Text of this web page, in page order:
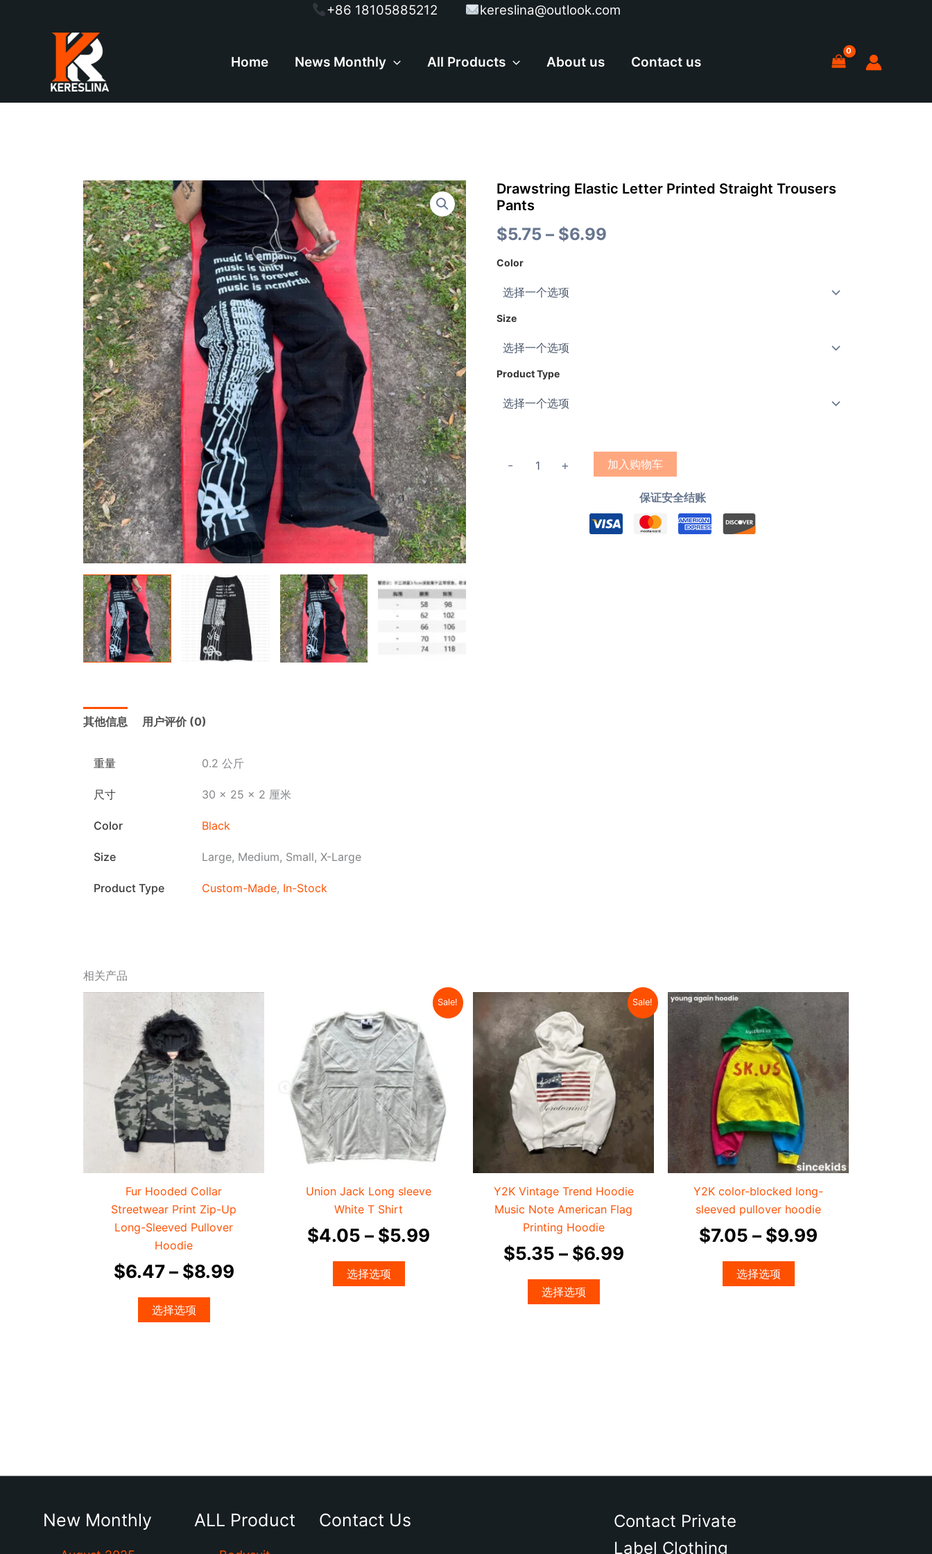
+86 18105885212 kereslina@outlook.com
Home News Monthly All Products About us Contact us
Drawstring Elastic Letter Printed Straight Trousers
Pants
$5.75 – $6.99
价
Color
Size
Product Type
-
Drawstring
Elastic
Letter
Printed
Straight
Pants
量
+ 加入购物车
保证安全结账
其他信息 用户评价 (0)
重量 0.2 公斤
尺寸 30 × 25 × 2 厘米
Color Black
Size Large, Medium, Small, X-Large
Product Type Custom-Made, In-Stock
相关产品
Fur Hooded Collar
Streetwear Print Zip-Up
Long-Sleeved Pullover
Hoodie
$6.47 – $8.99
格
围：
$6.47
$8.99
选择选项
有
多
种
变
体。
可
在
品
页
面
选
些
Sale!
Union Jack Long sleeve
White T Shirt
$4.05 – $5.99
价
格
范
围：
$4.05
至
$5.99
选择选项
产
品
有
多
种
变
体。
可
在
品
面
择
Sale!
Y2K Vintage Trend Hoodie
Music Note American Flag
Printing Hoodie
$5.35 – $6.99
价
格
范
围：
$5.35
至
$6.99
选择选项
品
有
多
种
变
体。
可
品
页
面
上
这
Y2K color-blocked long-
sleeved pullover hoodie
$7.05 – $9.99
价
格
围：
$7.05
至
$9.99
选择选项
本
有
多
种
变
体。
可
在
品
页
面
择
New Monthly ALL Product Contact Us
Contact Private
Label Clothing